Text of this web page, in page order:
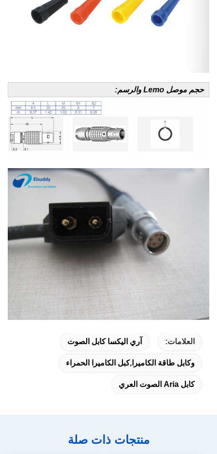
حجم موصل Lemo والرسم:
العلامات: آري اليكسا كابل الصوت
وكابل طاقة الكاميرا,كبل الكاميرا الحمراء
كابل Aria الصوت العري
منتجات ذات صلة